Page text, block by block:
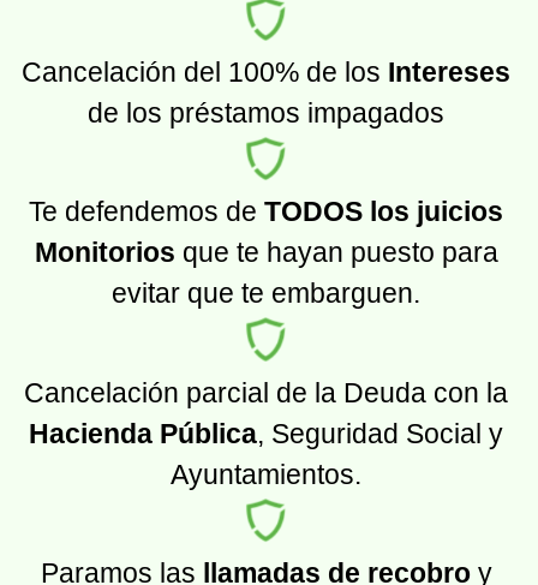
Cancelación del 100% de los Intereses
de los préstamos impagados
Te defendemos deTODOS los juicios
Monitorios que te hayan puesto para
evitar que te embarguen.
Cancelación parcial de la Deuda con la
Hacienda Pública, Seguridad Social y
Ayuntamientos.
Paramos las llamadas de recobroy